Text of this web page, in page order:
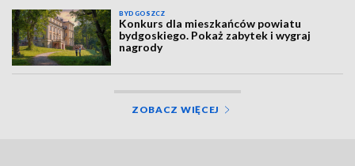
BYDGOSZCZ
Konkurs dla mieszkańców powiatu
bydgoskiego. Pokaż zabytek i wygraj
nagrody
ZOBACZ WIĘCEJ